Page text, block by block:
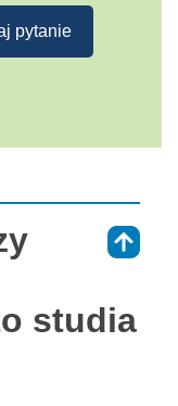
pytanie
studia